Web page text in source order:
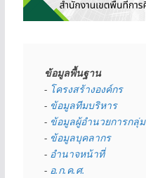
ข้อมูลพื้นฐาน
- โครงสร้างองค์กร
- ข้อมูลทีมบริหาร
- ข้อมูลผู้อำนวยการกลุ่ม
- ข้อมูลบุคลากร
- อำนาจหน้าที่
- อ.ก.ค.ศ.